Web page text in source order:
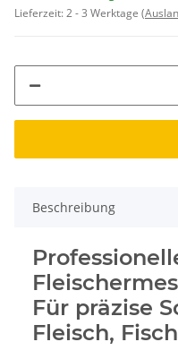
Lieferzeit:2 - 3 Werktage
Beschreibung
Für präzise
Fleisch,